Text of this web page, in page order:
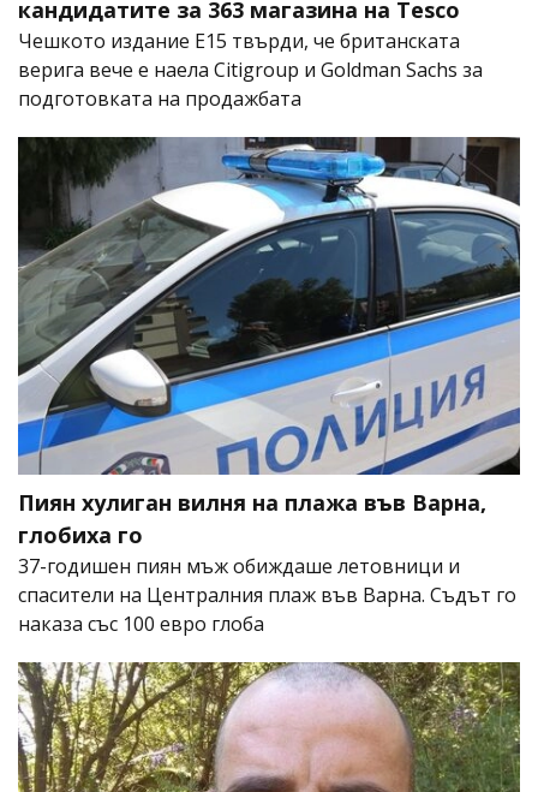
кандидатите за 363 магазина на Tesco
Чешкото издание E15 твърди, че британската
верига вече е наела Citigroup и Goldman Sachs за
подготовката на продажбата
Пиян хулиган вилня на плажа във Варна,
глобиха го
37-годишен пиян мъж обиждаше летовници и
спасители на Централния плаж във Варна. Съдът го
наказа със 100 евро глоба